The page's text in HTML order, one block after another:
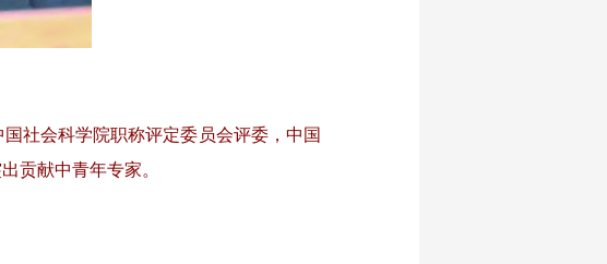
会科学院职称评定委员会评委，中国
贡献中青年专家。